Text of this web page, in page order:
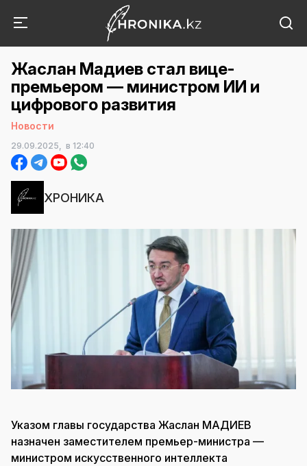
Жаслан Мадиев стал вице-
премьером — министром ИИ и
цифрового развития
Новости
29.09.2025, в 12:40
ХРОНИКА
Указом главы государства Жаслан МАДИЕВ
назначен заместителем премьер-министра —
министром искусственного интеллекта